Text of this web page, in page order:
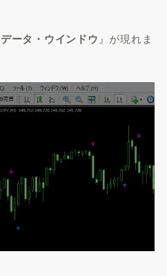
データ・ウインドウ 』が現れま